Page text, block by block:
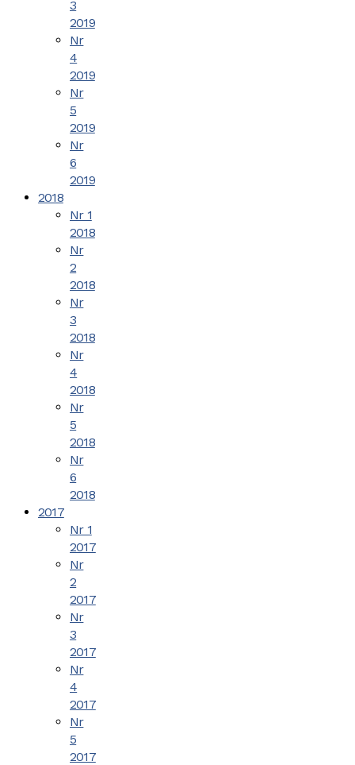
3
2019
Nr
4
2019
Nr
5
2019
Nr
6
2019
2018
Nr 1
2018
Nr
2
2018
Nr
3
2018
Nr
4
2018
Nr
5
2018
Nr
6
2018
2017
Nr 1
2017
Nr
2
2017
Nr
3
2017
Nr
4
2017
Nr
5
2017